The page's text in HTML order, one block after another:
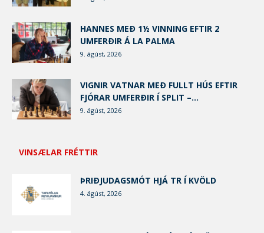
HANNES MEÐ 1½ VINNING EFTIR 2
UMFERÐIR Á LA PALMA
9. ágúst, 2026
VIGNIR VATNAR MEÐ FULLT HÚS EFTIR
FJÓRAR UMFERÐIR Í SPLIT –...
9. ágúst, 2026
VINSÆLAR FRÉTTIR
ÞRIÐJUDAGSMÓT HJÁ TR Í KVÖLD
4. ágúst, 2026